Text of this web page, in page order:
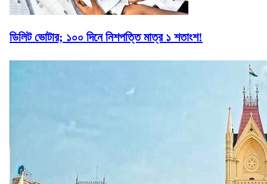
ডিলিট ভোটার; ১০০ দিনে নিশপত্তি মাত্র ১ শতাংশ!